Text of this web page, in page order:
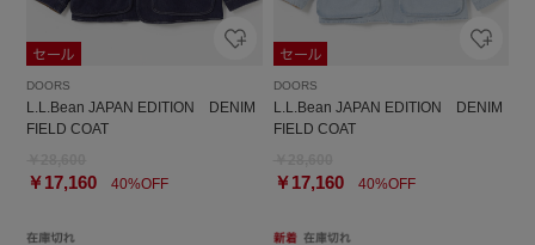
DOORS
L.L.Bean JAPAN EDITION DENIM
FIELD COAT
￥17,160 40%OFF
DOORS
L.L.Bean JAPAN EDITION DENIM
FIELD COAT
￥17,16040%OFF